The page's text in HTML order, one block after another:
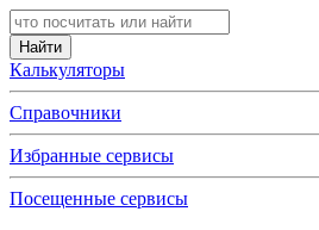
Калькуляторы
Справочники
Избранные сервисы
Посещенные сервисы